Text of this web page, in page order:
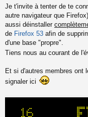
Je t'invite à tenter de te
autre navigateur que
aussi déinstaller
de Firefox 53 afin de
d'une base "propre".
Tiens nous au courant de
Et si d'autres membres ont
signaler ici